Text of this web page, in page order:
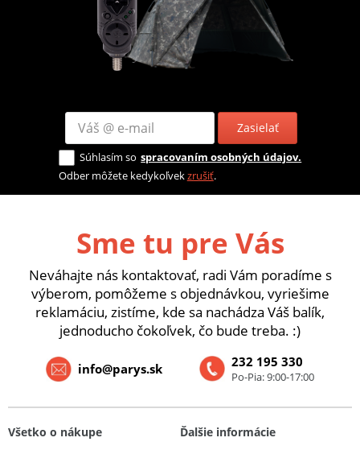
Zasielať
Súhlasím so spracovaním osobných údajov.
Odber môžete kedykoľvekzrušiť.
Sme tu pre Vás
Neváhajte nás kontaktovať, radi Vám poradíme s
výberom, pomôžeme s objednávkou, vyriešime
reklamáciu, zistíme, kde sa nachádza Váš balík,
jednoducho čokoľvek, čo bude treba. :)
232 195 330
Po-Pia: 9:00-17:00
info@parys.sk
Všetko o nákupe
Ďalšie informácie